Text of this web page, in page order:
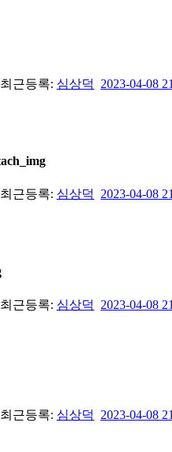
최근등록: 심상덕 2023-04-08
최근등록: 심상덕 2023-04-08
최근등록: 심상덕 2023-04-08
최근등록: 심상덕 2023-04-08